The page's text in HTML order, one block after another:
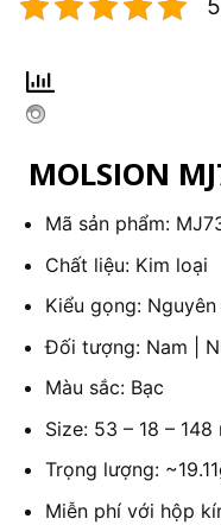
MOLSION
Mã sản phẩm:
Chất liệu: Kim loại
Kiểu gọng: Nguyên
Đối tượng: Nam |
Màu sắc: Bạc
Size: 53 – 18 – 148
Trọng lượng:
Miễn phí với hộp